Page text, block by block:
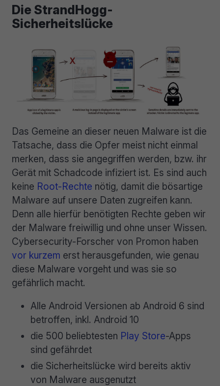
Die StrandHogg-
Sicherheitslücke
Das Gemeine an dieser neuen Malware ist die
Tatsache, dass die Opfer meist nicht einmal
merken, dass sie angegriffen werden, bzw. ihr
Gerät mit Schadcode infiziert ist. Es sind auch
keine Root-Rechte nötig, damit die bösartige
Malware auf unsere Daten zugreifen kann.
Denn alle hierfür benötigten Rechte geben wir
der Malware freiwillig und ohne unser Wissen.
Cybersecurity-Forscher von Promon haben
vor kurzem erst herausgefunden, wie genau
diese Malware vorgeht und was sie so
gefährlich macht.
Alle Android Versionen ab Android 6 sind
betroffen, inkl. Android 10
die 500 beliebtesten Play Store-Apps
sind gefährdet
die Sicherheitslücke wird bereits aktiv
von Malware ausgenutzt